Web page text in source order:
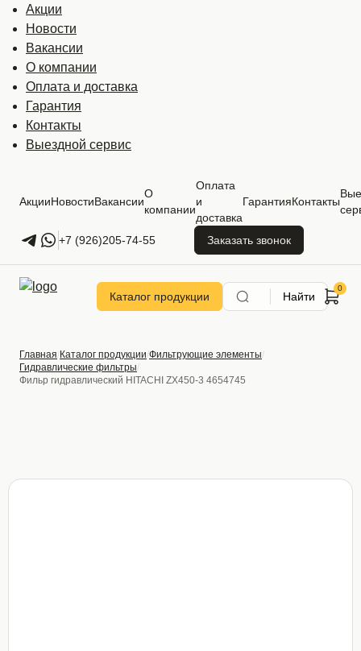
Акции
Новости
Вакансии
О компании
Оплата и доставка
Гарантия
Контакты
Выездной сервис
АкцииНовостиВакансии
О
компании
Оплата
и
доставка
ГарантияКонтакты
+7 (926)205-74-55 Заказать звонок
Каталог продукции Найти
Главная Каталог продукции Фильтрующие элементы
Гидравлические фильтры
Фильр гидравлический HITACHI ZX450-3 4654745